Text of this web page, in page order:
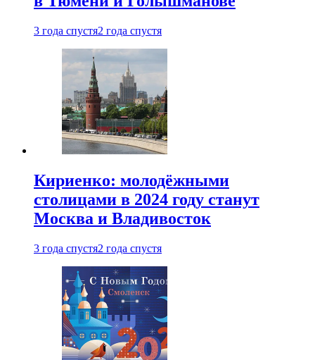
3 года спустя2 года спустя
Кириенко: молодёжными
столицами в 2024 году станут
Москва и Владивосток
3 года спустя2 года спустя